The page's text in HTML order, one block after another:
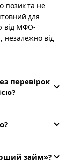
позик та не
для
від МФО-
незалежно від
перевірок
займ»?